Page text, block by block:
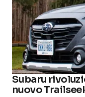
Subaru
nuovo